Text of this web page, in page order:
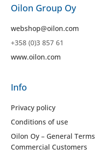
Oilon Group Oy
webshop@oilon.com
+358 (0)3 857 61
www.oilon.com
Info
Privacy policy
Conditions of use
Oilon Oy – General
Commercial Customers